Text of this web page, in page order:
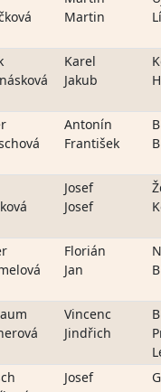
Martin
Karel
Jakub
Antonín
František
Josef
Josef
Florián
Jan
Vincenc
Jindřich
Josef